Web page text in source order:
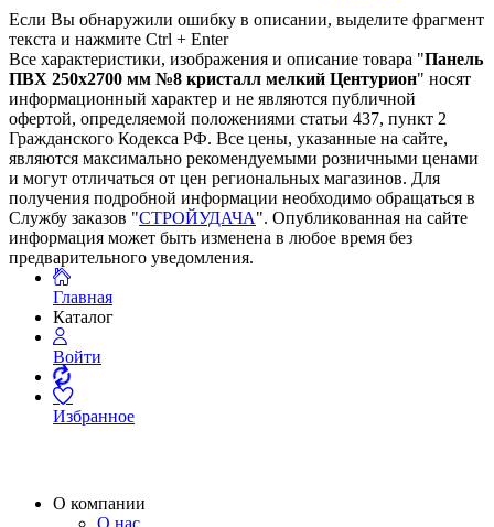
Если Вы обнаружили ошибку в описании, выделите фрагмент
текста и нажмите Ctrl + Enter
Все характеристики, изображения и описание товара "Панель
ПВХ 250х2700 мм №8 кристалл мелкий Центурион" носят
информационный характер и не являются публичной
офертой, определяемой положениями статьи 437, пункт 2
Гражданского Кодекса РФ. Все цены, указанные на сайте,
являются максимально рекомендуемыми розничными ценами
и могут отличаться от цен региональных магазинов. Для
получения подробной информации необходимо обращаться в
Службу заказов "СТРОЙУДАЧА". Опубликованная на сайте
информация может быть изменена в любое время без
предварительного уведомления.
Главная
Каталог
Войти
Избранное
О компании